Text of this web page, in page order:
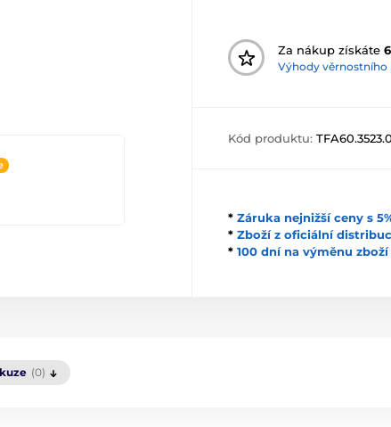
Za nákup získáte
Výhody věrnostního
Kód produktu:
* Záruka nejnižší ceny s
* Zboží z oficiální
* 100 dní na výměnu zboží
(0)